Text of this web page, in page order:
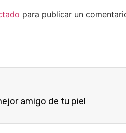
para publicar un
amigo de tu piel